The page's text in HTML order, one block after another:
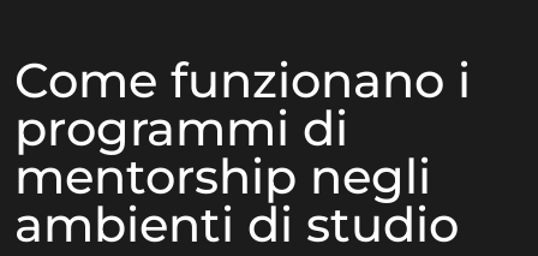
Come funzionano i
programmi di
mentorship negli
ambienti di studio